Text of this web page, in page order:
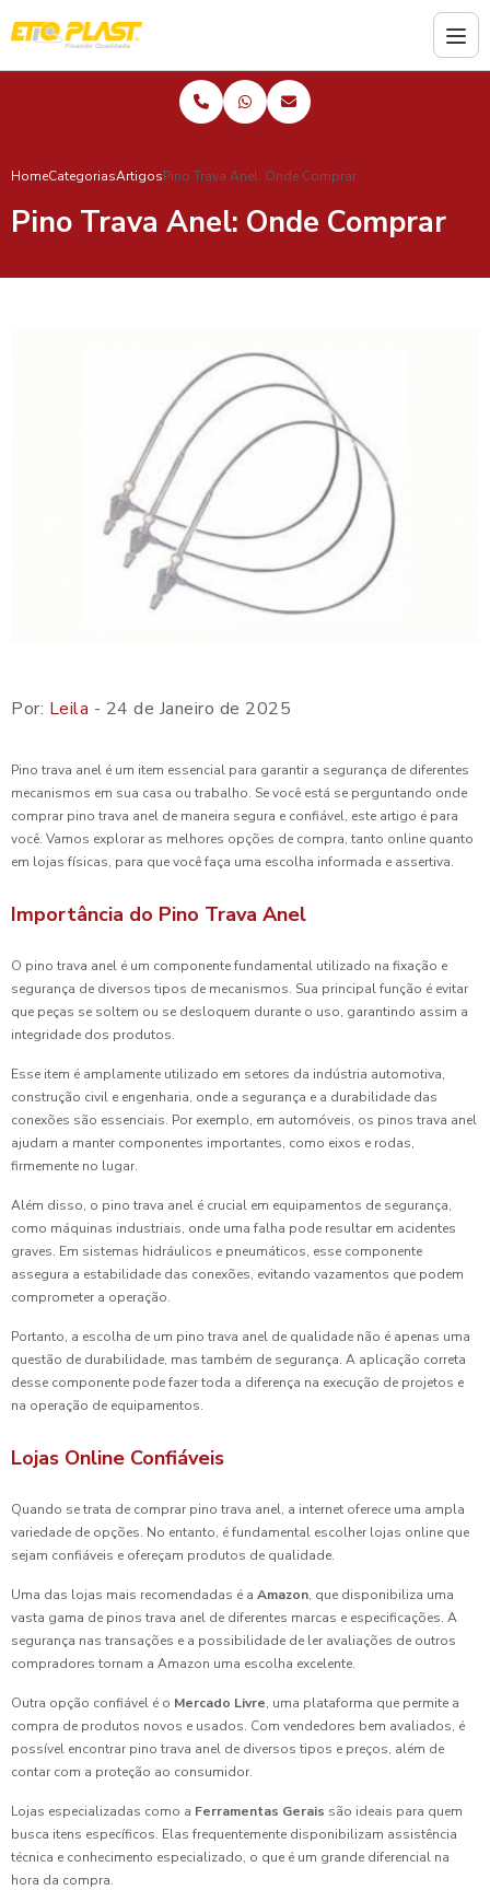
HomeCategoriasArtigosPino Trava Anel: Onde Comprar
Pino Trava Anel: Onde Comprar
Por: Leila - 24 de Janeiro de 2025
Pino trava anel é um item essencial para garantir a segurança de diferentes
mecanismos em sua casa ou trabalho. Se você está se perguntando onde
comprar pino trava anel de maneira segura e confiável, este artigo é para
você. Vamos explorar as melhores opções de compra, tanto online quanto
em lojas físicas, para que você faça uma escolha informada e assertiva.
Importância do Pino Trava Anel
O pino trava anel é um componente fundamental utilizado na fixação e
segurança de diversos tipos de mecanismos. Sua principal função é evitar
que peças se soltem ou se desloquem durante o uso, garantindo assim a
integridade dos produtos.
Esse item é amplamente utilizado em setores da indústria automotiva,
construção civil e engenharia, onde a segurança e a durabilidade das
conexões são essenciais. Por exemplo, em automóveis, os pinos trava anel
ajudam a manter componentes importantes, como eixos e rodas,
firmemente no lugar.
Além disso, o pino trava anel é crucial em equipamentos de segurança,
como máquinas industriais, onde uma falha pode resultar em acidentes
graves. Em sistemas hidráulicos e pneumáticos, esse componente
assegura a estabilidade das conexões, evitando vazamentos que podem
comprometer a operação.
Portanto, a escolha de um pino trava anel de qualidade não é apenas uma
questão de durabilidade, mas também de segurança. A aplicação correta
desse componente pode fazer toda a diferença na execução de projetos e
na operação de equipamentos.
Lojas Online Confiáveis
Quando se trata de comprar pino trava anel, a internet oferece uma ampla
variedade de opções. No entanto, é fundamental escolher lojas online que
sejam confiáveis e ofereçam produtos de qualidade.
Uma das lojas mais recomendadas é a Amazon, que disponibiliza uma
vasta gama de pinos trava anel de diferentes marcas e especificações. A
segurança nas transações e a possibilidade de ler avaliações de outros
compradores tornam a Amazon uma escolha excelente.
Outra opção confiável é o Mercado Livre, uma plataforma que permite a
compra de produtos novos e usados. Com vendedores bem avaliados, é
possível encontrar pino trava anel de diversos tipos e preços, além de
contar com a proteção ao consumidor.
Lojas especializadas como a Ferramentas Gerais são ideais para quem
busca itens específicos. Elas frequentemente disponibilizam assistência
técnica e conhecimento especializado, o que é um grande diferencial na
hora da compra.